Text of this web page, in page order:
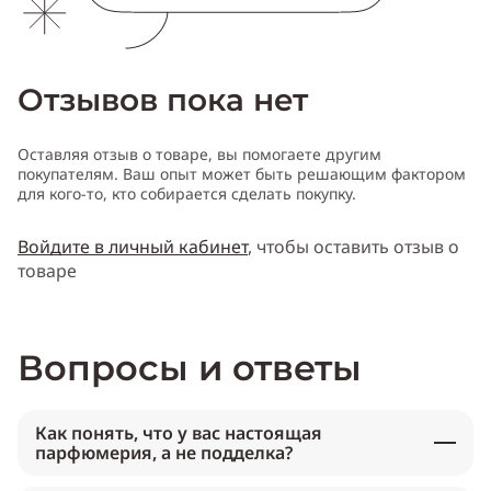
Отзывов пока нет
Оставляя отзыв о товаре, вы помогаете другим
покупателям. Ваш опыт может быть решающим фактором
для кого-то, кто собирается сделать покупку.
Войдите в личный кабинет, чтобы оставить отзыв о
товаре
Вопросы и ответы
Как понять, что у вас настоящая
парфюмерия, а не подделка?